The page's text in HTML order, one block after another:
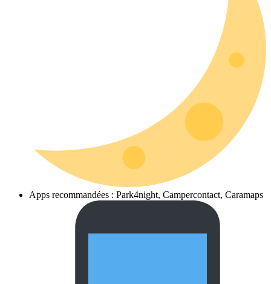
Apps recommandées : Park4night, Campercontact, Caramaps